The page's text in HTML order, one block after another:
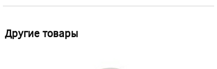
Другие товары